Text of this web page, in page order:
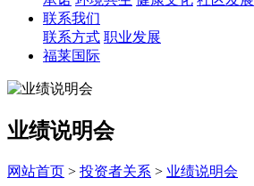
联系我们
联系方式 职业发展
福莱国际
业绩说明会
网站首页 > 投资者关系 > 业绩说明会